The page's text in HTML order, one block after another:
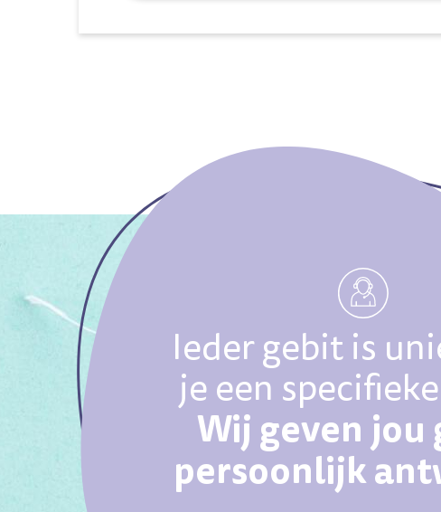
Ieder gebit is
je een
Wij geven jou
persoonlijk